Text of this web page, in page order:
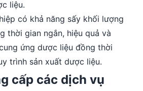
liệu.
có khả năng sấy khối lượng
thời gian ngắn, hiệu quả và
ứng dược liệu đồng thời
trình sản xuất dược liệu.
cấp các dịch vụ